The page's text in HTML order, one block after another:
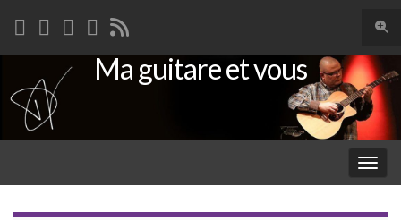
Search for:
Ma guitare et vous